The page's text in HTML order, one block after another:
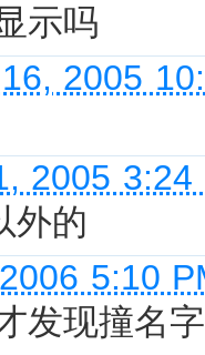
示吗
2005
2005 3:24
外的
5:10
发现撞名